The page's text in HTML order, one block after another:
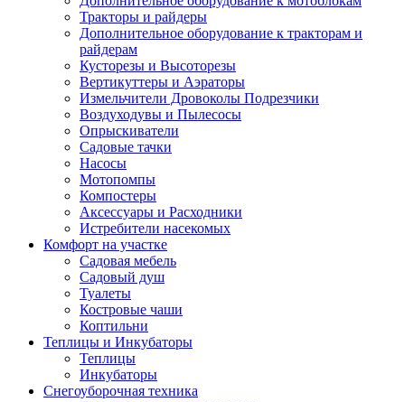
Тракторы и райдеры
Дополнительное оборудование к тракторам и
райдерам
Кусторезы и Высоторезы
Вертикуттеры и Аэраторы
Измельчители Дровоколы Подрезчики
Воздуходувы и Пылесосы
Опрыскиватели
Садовые тачки
Насосы
Мотопомпы
Компостеры
Аксессуары и Расходники
Истребители насекомых
Комфорт на участке
Садовая мебель
Садовый душ
Туалеты
Костровые чаши
Коптильни
Теплицы и Инкубаторы
Теплицы
Инкубаторы
Снегоуборочная техника